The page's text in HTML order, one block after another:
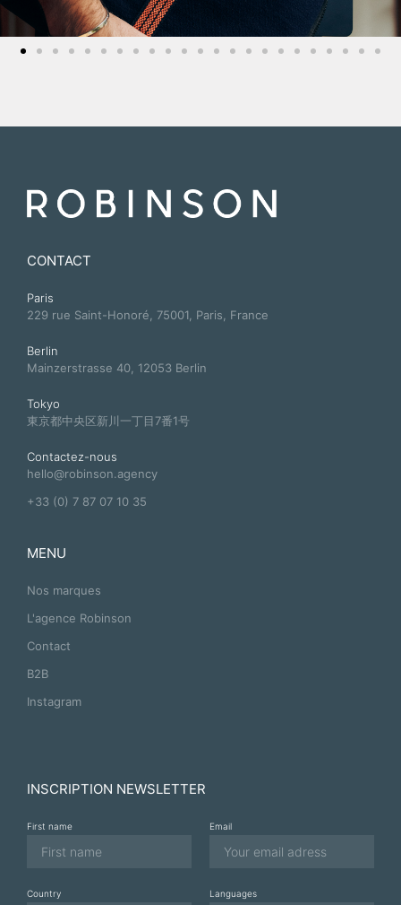
CONTACT
Paris
229 rue Saint-Honoré, 75001, Paris, France
Berlin
Mainzerstrasse 40, 12053 Berlin
Tokyo
東京都中央区新川一丁目7番1号
Contactez-nous
hello@robinson.agency
+33 (0) 7 87 07 10 35
MENU
Nos marques
L'agence Robinson
Contact
B2B
Instagram
INSCRIPTION NEWSLETTER
First name Email
Country Languages